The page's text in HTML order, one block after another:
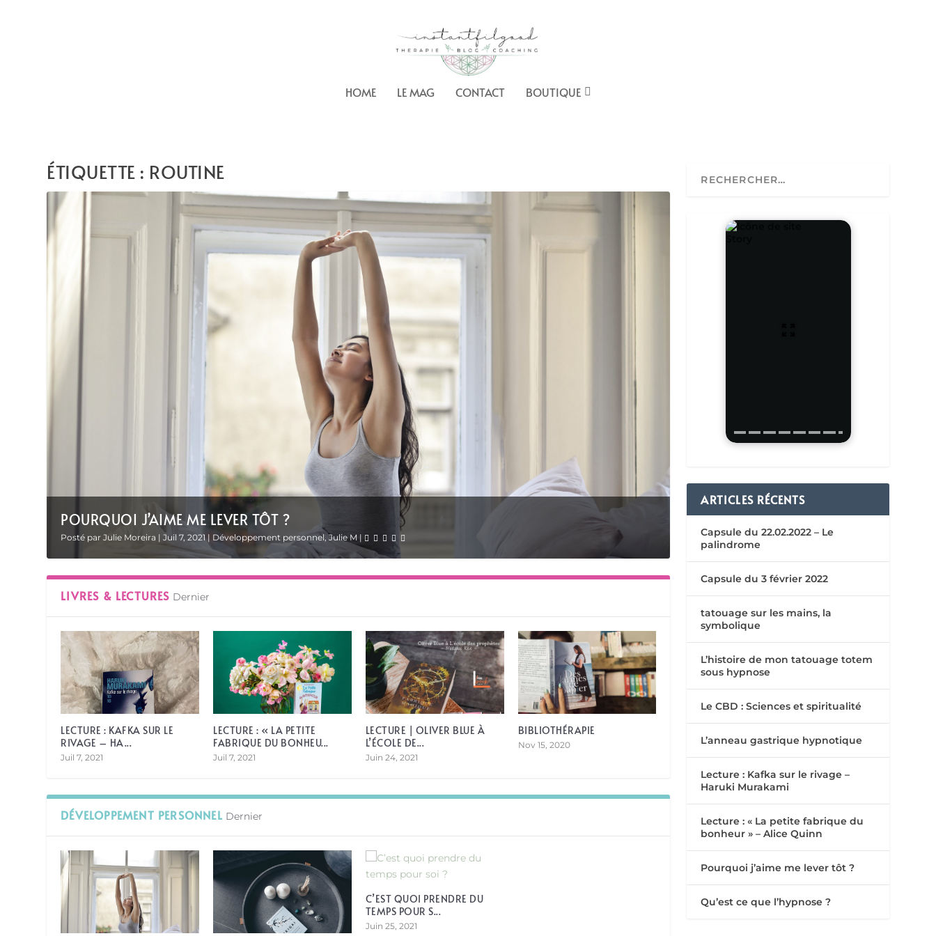
HOME LE MAG CONTACT BOUTIQUE
ÉTIQUETTE : ROUTINE
POURQUOI J’AIME ME LEVER TÔT ?
Posté parJulie Moreira |Juil 7, 2021 | Développement personnel,Julie M |
LIVRES & LECTURES Dernier
LECTURE : KAFKA SUR LE
RIVAGE – HA...
Juil 7, 2021
LECTURE : « LA PETITE
FABRIQUE DU BONHEU...
Juil 7, 2021
LECTURE | OLIVER BLUE À
L’ÉCOLE DE...
Juin 24, 2021
BIBLIOTHÉRAPIE
Nov 15, 2020
DÉVELOPPEMENT PERSONNEL Dernier
C’EST QUOI PRENDRE DU
TEMPS POUR S...
Juin 25, 2021
ARTICLES RÉCENTS
Capsule du 22.02.2022 – Le
palindrome
Capsule du 3 février 2022
tatouage sur les mains, la
symbolique
L’histoire de mon tatouage totem
sous hypnose
Le CBD : Sciences et spiritualité
L’anneau gastrique hypnotique
Lecture : Kafka sur le rivage –
Haruki Murakami
Lecture : « La petite fabrique du
bonheur » – Alice Quinn
Pourquoi j’aime me lever tôt ?
Qu’est ce que l’hypnose ?